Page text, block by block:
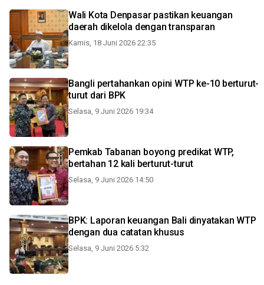
Wali Kota Denpasar pastikan keuangan
daerah dikelola dengan transparan
Kamis, 18 Juni 2026 22:35
Bangli pertahankan opini WTP ke-10 berturut-
turut dari BPK
Selasa, 9 Juni 2026 19:34
Pemkab Tabanan boyong predikat WTP,
bertahan 12 kali berturut-turut
Selasa, 9 Juni 2026 14:50
BPK: Laporan keuangan Bali dinyatakan WTP
dengan dua catatan khusus
Selasa, 9 Juni 2026 5:32